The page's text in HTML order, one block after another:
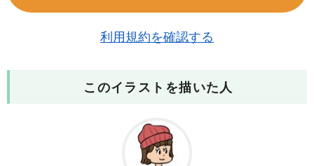
利用規約を確認する
このイラストを描いた人